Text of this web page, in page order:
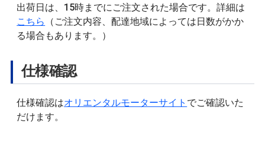
出荷日は、15時までにご注文された場合です。詳細は
こちら
（ご注文内容、配達地域によっては日数がかか
る場合もあります。）
仕様確認
仕様確認はオリエンタルモーターサイト でご確認いた
だけます。